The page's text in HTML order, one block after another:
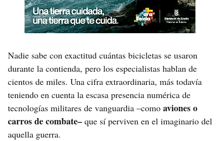
Nadie sabe con exactitud cuántas bicicletas se usaron
durante la contienda, pero los especialistas hablan de
cientos de miles. Una cifra extraordinaria, más todavía
teniendo en cuenta la escasa presencia numérica de
tecnologías militares de vanguardia –como aviones o
carros de combate– que sí perviven en el imaginario del
aquella guerra.